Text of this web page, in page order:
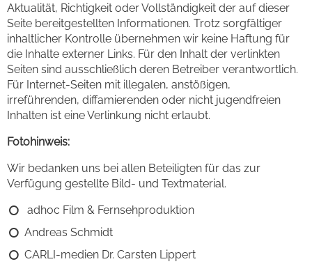
Aktualität, Richtigkeit oder Vollständigkeit der auf dieser
Seite bereitgestellten Informationen. Trotz sorgfältiger
inhaltlicher Kontrolle übernehmen wir keine Haftung für
die Inhalte externer Links. Für den Inhalt der verlinkten
Seiten sind ausschließlich deren Betreiber verantwortlich.
Für Internet-Seiten mit illegalen, anstößigen,
irreführenden, diffamierenden oder nicht jugendfreien
Inhalten ist eine Verlinkung nicht erlaubt.
Fotohinweis:
Wir bedanken uns bei allen Beteiligten für das zur
Verfügung gestellte Bild- und Textmaterial.
adhoc Film & Fernsehproduktion
Andreas Schmidt
CARLI-medien Dr. Carsten Lippert